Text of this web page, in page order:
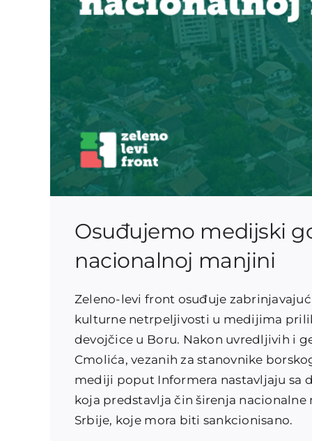
Osuđujemo medijski
nacionalnoj manjini
Zeleno-levi front osuđuje
kulturne netrpeljivosti u medijima
devojčice u Boru. Nakon uvredljivih i
Cmolića, vezanih za stanovnike
mediji poput Informera nastavljaju sa
koja predstavlja čin širenja nacionalne
Srbije, koje mora biti sankcionisano.